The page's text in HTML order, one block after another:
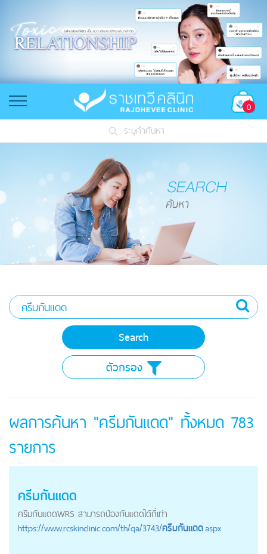
0
ระบุคำค้นหา
ตัวกรอง
ผลการค้นหา "ครีมกันแดด" ทั้งหมด 783
รายการ
ครีมกันแดด
ครีมกันแดดWRS สามารถป้องกันแดดได้กี่เท่า
https://www.rcskinclinic.com/th/qa/3743/ครีมกันแดด.aspx